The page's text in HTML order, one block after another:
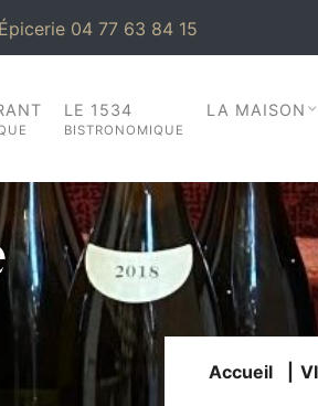
04 77 63 84 15
LE 1534
BISTRONOMIQUE
LA MAISON
Accueil